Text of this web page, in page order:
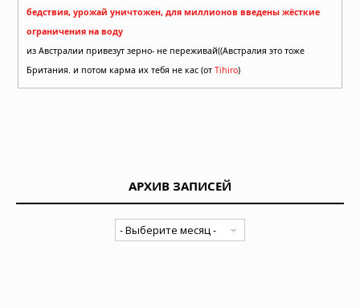
бедствия, урожай уничтожен, для миллионов введены жёсткие
ограничения на воду
из Австралии привезут зерно- не переживай((Австралия это тоже
Британия. и потом карма их тебя не кас (от Tihiro)
АРХИВ ЗАПИСЕЙ